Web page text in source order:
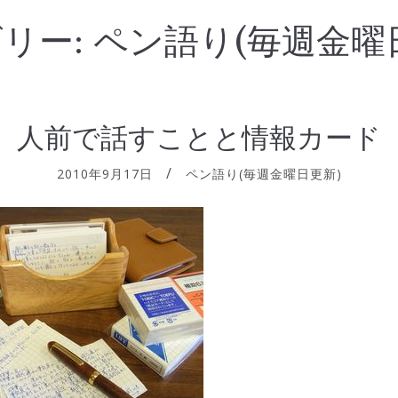
ー: ペン語り(毎週金曜
人前で話すことと情報カード
2010年9月17日 ペン語り(毎週金曜日更新)